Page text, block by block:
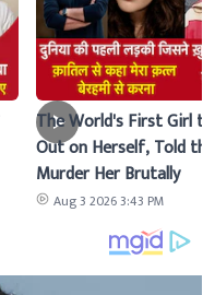
The World's First Girl
Out on Herself, Told
Murder Her Brutally
Aug 3 2026 3:43 PM